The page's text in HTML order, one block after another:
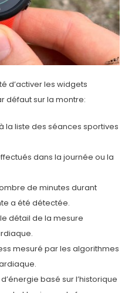
d’activer les widgets
défaut sur la montre:
la liste des séances sportives
dans la journée ou la
de minutes durant
a été détectée.
détail de la mesure
mesuré par les algorithmes
basé sur l’historique